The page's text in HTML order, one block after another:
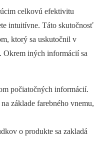
celkovú efektivitu
intuitívne. Táto skutočnosť
ktorý sa uskutočnil v
Okrem iných informácií sa
počiatočných informácií.
základe farebného vnemu,
o produkte sa zakladá